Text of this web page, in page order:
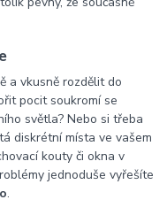
a vkusně rozdělit do
pocit soukromí se
světla? Nebo si třeba
diskrétní místa ve vašem
kouty či okna v
jednoduše vyřešíte
.